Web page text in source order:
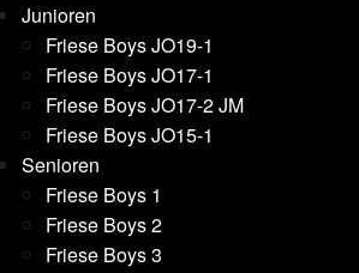
Junioren
Friese Boys JO19-1
Friese Boys JO17-1
Friese Boys JO17-2 JM
Friese Boys JO15-1
Senioren
Friese Boys 1
Friese Boys 2
Friese Boys 3